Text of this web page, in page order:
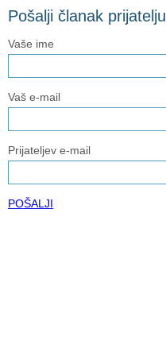
Pošalji članak prijatelju
Vaše ime
Vaš e-mail
Prijateljev e-mail
POŠALJI